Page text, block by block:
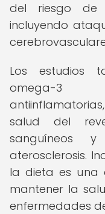
del riesgo de
incluyendo
Los estudios
omega-3
salud del
sanguíneos
aterosclerosis.
la dieta es una
mantener la
enfermedades